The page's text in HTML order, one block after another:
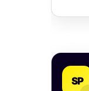
SP